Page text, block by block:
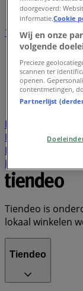
1 345
22
Lidl
Dirk
Action
Albert
Wibra
Poiesz
Markt
Zara
Kwantum
Kik
Tiendeo is
lokaal winkelen
Tiendeo
doorgevoerd:
informatie.Cookie
Wij en onze
volgende
Precieze
scannen ter
openen.
contentmetingen,
Partnerlijst